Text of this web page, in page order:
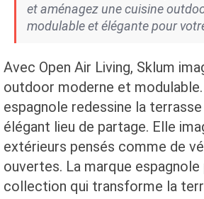
et aménagez une cuisine
modulable et élégante pour
Avec Open Air Living, Sklum
outdoor moderne et
espagnole redessine la
élégant lieu de partage. Elle
extérieurs pensés comme de
ouvertes. La marque
collection qui transforme la